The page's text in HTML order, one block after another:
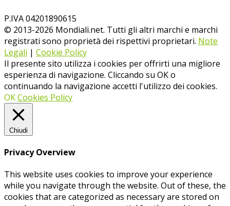
P.IVA 04201890615
© 2013-2026 Mondiali.net. Tutti gli altri marchi e marchi
registrati sono proprietà dei rispettivi proprietari. Note
Legali | Cookie Policy
Il presente sito utilizza i cookies per offrirti una migliore
esperienza di navigazione. Cliccando su OK o
continuando la navigazione accetti l'utilizzo dei cookies.
OKCookies Policy
Chiudi
Privacy Overview
This website uses cookies to improve your experience
while you navigate through the website. Out of these, the
cookies that are categorized as necessary are stored on